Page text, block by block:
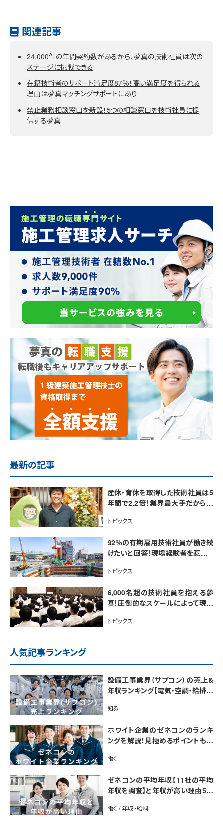
関連記事
24,000件の年間契約数があるから、夢真の技術社員は次の
ステージに挑戦できる
在籍技術者のサポート満足度87％！高い満足度を得られる
理由は夢真マッチングサポートにあり
禁止業務相談窓口を新設！5つの相談窓口を技術社員に提
供する夢真
最新の記事
産休・育休を取得した技術社員は5
年間で2.2倍！業界最大手だから実
トピックス
92％の有期雇用技術社員が働き続
けたいと回答！現場経験者を惹きつ
トピックス
6,000名超の技術社員を抱える夢
真！圧倒的なスケールによって現場
トピックス
人気記事ランキング
設備工事業界（サブコン）の売上&
年収ランキング【電気・空調・給排水
市場規模も解説
知る
ホワイト企業のゼネコンのランキ
ングを解説！見極めるポイントも紹
働く
ゼネコンの平均年収【11社の平均
年収を調査】と年収が高い理由5選
働く / 年収・給料